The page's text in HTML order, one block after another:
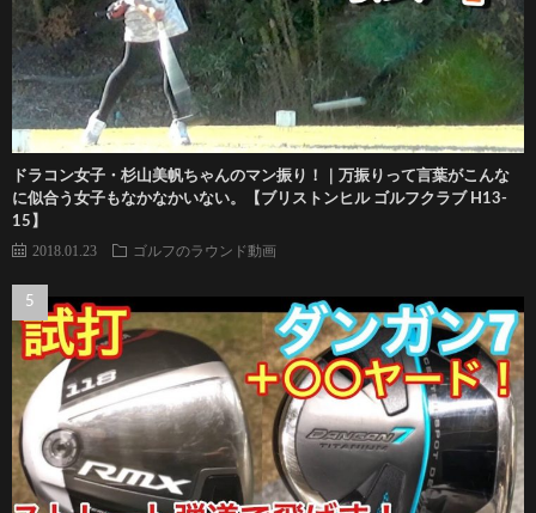
ドラコン女子・杉山美帆ちゃんのマン振り！｜万振りって言葉がこんな
に似合う女子もなかなかいない。【ブリストンヒル ゴルフクラブ H13-
15】
2018.01.23 ゴルフのラウンド動画